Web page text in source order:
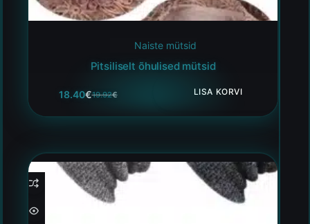
Naiste mütsid
Pitsiliselt õhulised mütsid
19.92€
18.40€ LISA KORVI